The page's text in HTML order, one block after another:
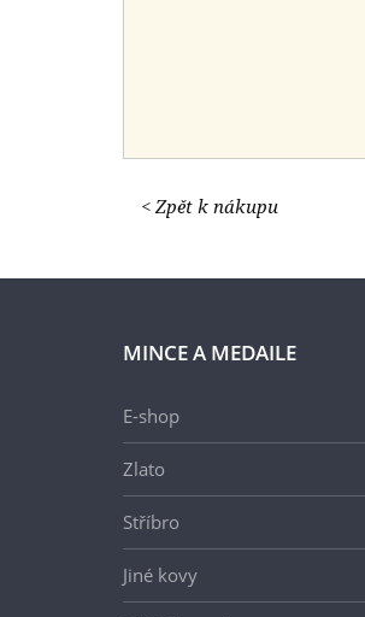
< Zpět k nákupu
MINCE A MEDAILE
E-shop
Zlato
Stříbro
Jiné kovy